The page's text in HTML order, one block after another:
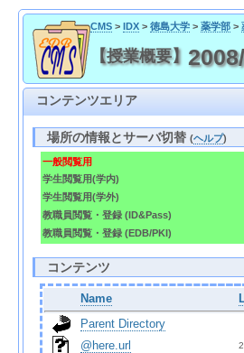
CMS> IDX> 徳島大学> 薬学部>
【授業概要】
コンテンツエリア
場所の情報とサーバ切替(ヘルプ)
一般閲覧用
学生閲覧用(学内)
学生閲覧用(学外)
教職員閲覧・登録 (ID&Pass)
教職員閲覧・登録 (EDB/PKI)
コンテンツ
Name
Parent Directory
@here.url